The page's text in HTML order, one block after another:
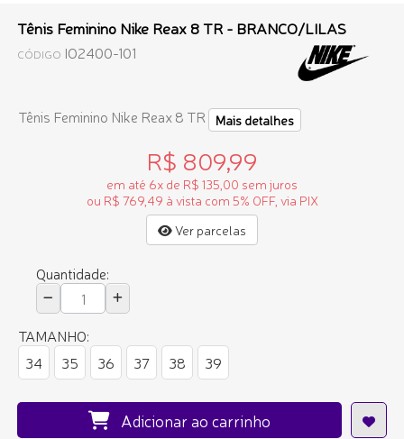
Tênis Feminino Nike Reax 8 TR - BRANCO/LILAS
CÓDIGO IO2400-101
Tênis Feminino Nike Reax 8 TR Mais detalhes
R$ 809,99
em até 6x de R$ 135,00 sem juros
ou R$ 769,49 à vista com 5% OFF, via PIX
Ver parcelas
Quantidade:
TAMANHO:
34
35 36 37 38 39
Adicionar ao carrinho